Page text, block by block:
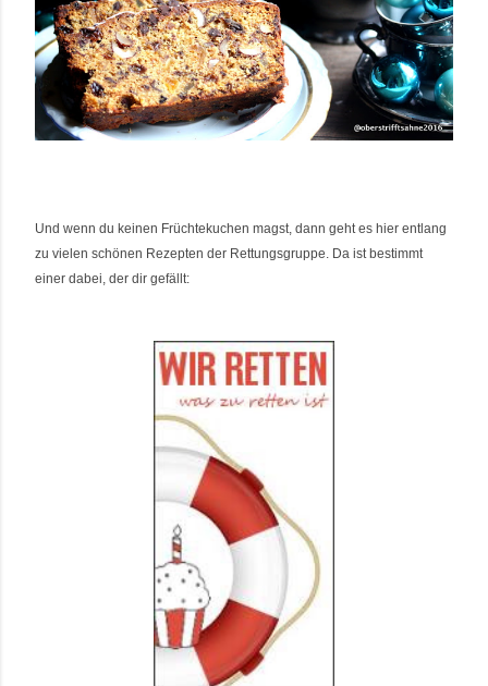
Und wenn du keinen Früchtekuchen magst, dann geht es hier entlang
zu vielen schönen Rezepten der Rettungsgruppe. Da ist bestimmt
einer dabei, der dir gefällt: